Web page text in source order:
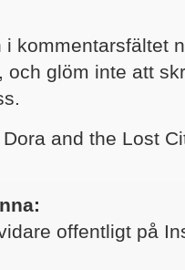
kommentarsfältet
och glöm inte att
and the Lost
offentligt på